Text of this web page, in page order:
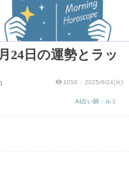
24日の運勢とラッ
1050 2025/6/24(火)
AI占い師・ルミ